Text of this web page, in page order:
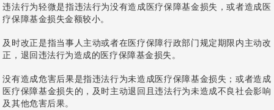
违法行为轻微是指违法行为没有造成医疗保障基金损失，或者造成医
疗保障基金损失金额较小。
及时改正是指当事人主动或者在医疗保障行政部门规定期限内主动改
正，退回违法行为造成的医疗保障基金损失。
没有造成危害后果是指违法行为未造成医疗保障基金损失；或者造成
医疗保障基金损失的，及时主动退回且违法行为未造成不良社会影响
及其他危害后果。